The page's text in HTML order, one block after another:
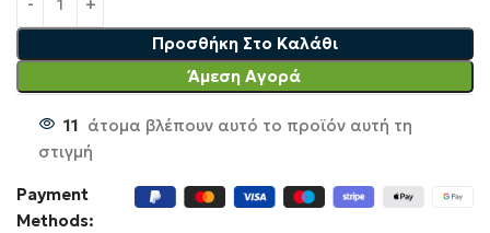
Προσθήκη Στο Καλάθι
Άμεση Αγορά
11 άτομα βλέπουν αυτό το προϊόν αυτή τη
στιγμή
Payment
Methods: